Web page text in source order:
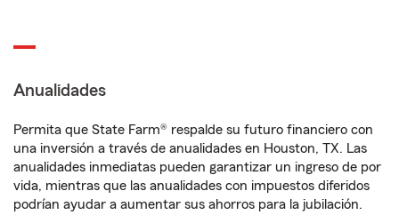
Anualidades
Permita que State Farm® respalde su futuro financiero con
una inversión a través de anualidades en Houston, TX. Las
anualidades inmediatas pueden garantizar un ingreso de por
vida, mientras que las anualidades con impuestos diferidos
podrían ayudar a aumentar sus ahorros para la jubilación.